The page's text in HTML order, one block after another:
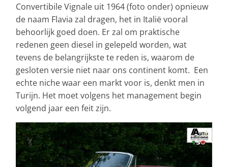
Convertibile Vignale uit 1964 (foto onder) opnieuw
de naam Flavia zal dragen, het in Italië vooral
behoorlijk goed doen. Er zal om praktische
redenen geen diesel in gelepeld worden, wat
tevens de belangrijkste te reden is, waarom de
gesloten versie niet naar ons continent komt. Een
echte niche waar een markt voor is, denkt men in
Turijn. Het moet volgens het management begin
volgend jaar een feit zijn.